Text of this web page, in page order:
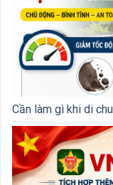
Cần làm gì khi di